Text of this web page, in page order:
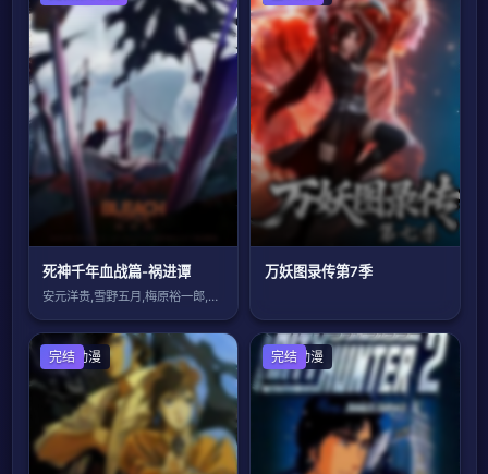
死神千年血战篇-祸进谭
安元洋贵,雪野五月,梅原裕一郎,立木文彦
万妖图录传第7季
日本动漫
完结 日本动漫
完结